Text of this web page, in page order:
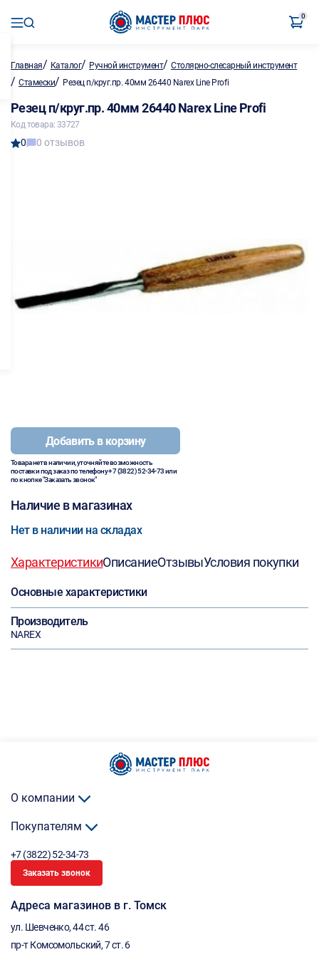
0
Главная/ Каталог/ Ручной инструмент/Столярно-слесарный инструмент
/ Стамески/ Резец п/круг.пр. 40мм 26440 Narex Line Profi
Резец п/круг.пр. 40мм 26440 Narex Line Profi
Код товара: 33727
0 0 отзывов
Добавить в корзину
Товара нет в наличии, уточняйте возможность
поставки под заказ по телефону+7 (3822) 52-34-73или
по кнопке "Заказать звонок"
Наличие в магазинах
Нет в наличии на складах
ХарактеристикиОписаниеОтзывыУсловия покупки
Основные характеристики
Производитель
NAREX
О компании
Покупателям
+7 (3822) 52-34-73
Заказать звонок
Адреса магазинов в г. Томск
ул. Шевченко, 44 ст. 46
пр-т Комсомольский, 7 ст. 6